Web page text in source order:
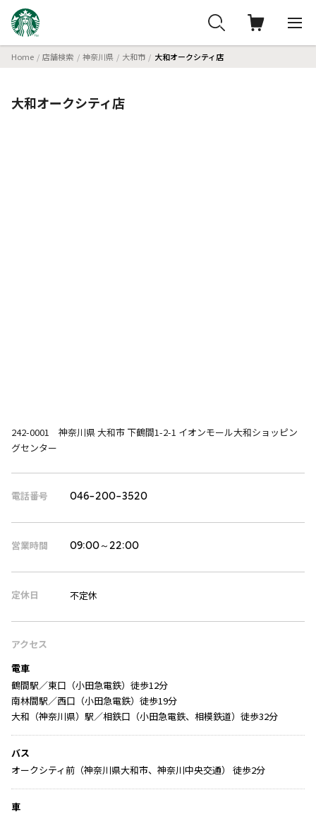
Home 店舗検索 神奈川県 大和市 大和オークシティ店
大和オークシティ店
242-0001 神奈川県 大和市 下鶴間1-2-1 イオンモール大和ショッピン
グセンター
電話番号 046-200-3520
営業時間 09:00～22:00
定休日 不定休
アクセス
電車
鶴間駅／東口（小田急電鉄）徒歩12分
南林間駅／西口（小田急電鉄）徒歩19分
大和（神奈川県）駅／相鉄口（小田急電鉄、相模鉄道）徒歩32分
バス
オークシティ前（神奈川県大和市、神奈川中央交通） 徒歩2分
車